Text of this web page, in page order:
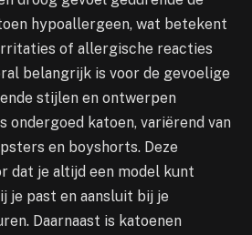
hypoallergeen, wat betekent
of allergische reacties
belangrijk is voor de gevoelige
stijlen en ontwerpen
ondergoed katoen, variërend van
en boyshorts. Deze
dat je altijd een model kunt
je past en aansluit bij je
Daarnaast is katoenen